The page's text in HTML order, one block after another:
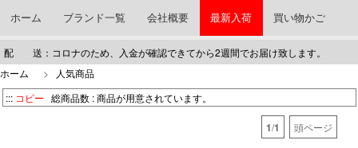
ホーム ブランド一覧 会社概要 最新入荷 買い物かご
配 送：コロナのため、入金が確認できてから2週間でお届け致します。
ホーム
> 人気商品
::: コピー 総商品数 :商品が用意されています。
1/1 頭ページ